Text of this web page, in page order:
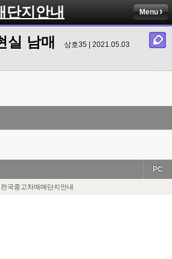
단지안내 Menu
실 남매
상호35 | 2021.05.03
PC
전국중고차매매단지안내